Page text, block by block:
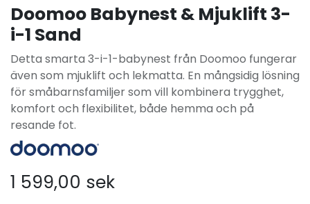
Doomoo Babynest & Mjuklift 3-
i-1 Sand
Detta smarta 3-i-1-babynest från Doomoo fungerar
även som mjuklift och lekmatta. En mångsidig lösning
för småbarnsfamiljer som vill kombinera trygghet,
komfort och flexibilitet, både hemma och på
resande fot.
1 599,00 sek